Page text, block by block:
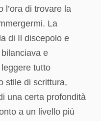
l’ora di trovare la
La
di Il discepolo e
e
tutto
stile di scrittura,
una certa profondità
a un livello più